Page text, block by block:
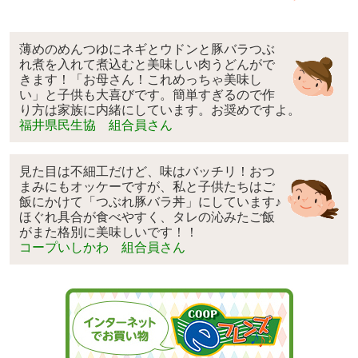
薄めのめんつゆにネギとウドンと豚バラつぶ
れ煮を入れて煮込むと美味しい肉うどんがで
きます！「お母さん！これめっちゃ美味し
い」と子供も大喜びです。簡単すぎるので作
り方は家族に内緒にしています。お奨めですよ。
福井県民生協 組合員さん
見た目は不細工だけど、味はバッチリ！おつ
まみにもオッケーですが、私と子供たちはご
飯にかけて「つぶれ豚バラ丼」にしています♪
ほぐれ具合が食べやすく、タレの沁みたご飯
がまた格別に美味しいです！！
コープいしかわ 組合員さん